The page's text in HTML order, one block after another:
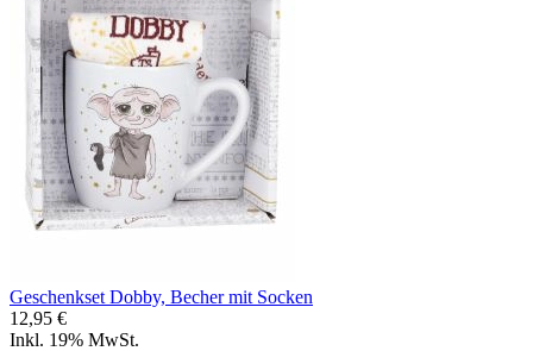
Geschenkset Dobby, Becher mit Socken
12,95 €
Inkl. 19% MwSt.